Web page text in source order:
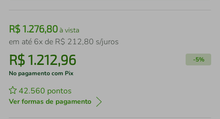
R$ 1.276,80à vista
em até 6x de R$ 212,80 s/juros
R$1.212,96 -5%
No pagamento com Pix
42.560 pontos
Ver formas de pagamento